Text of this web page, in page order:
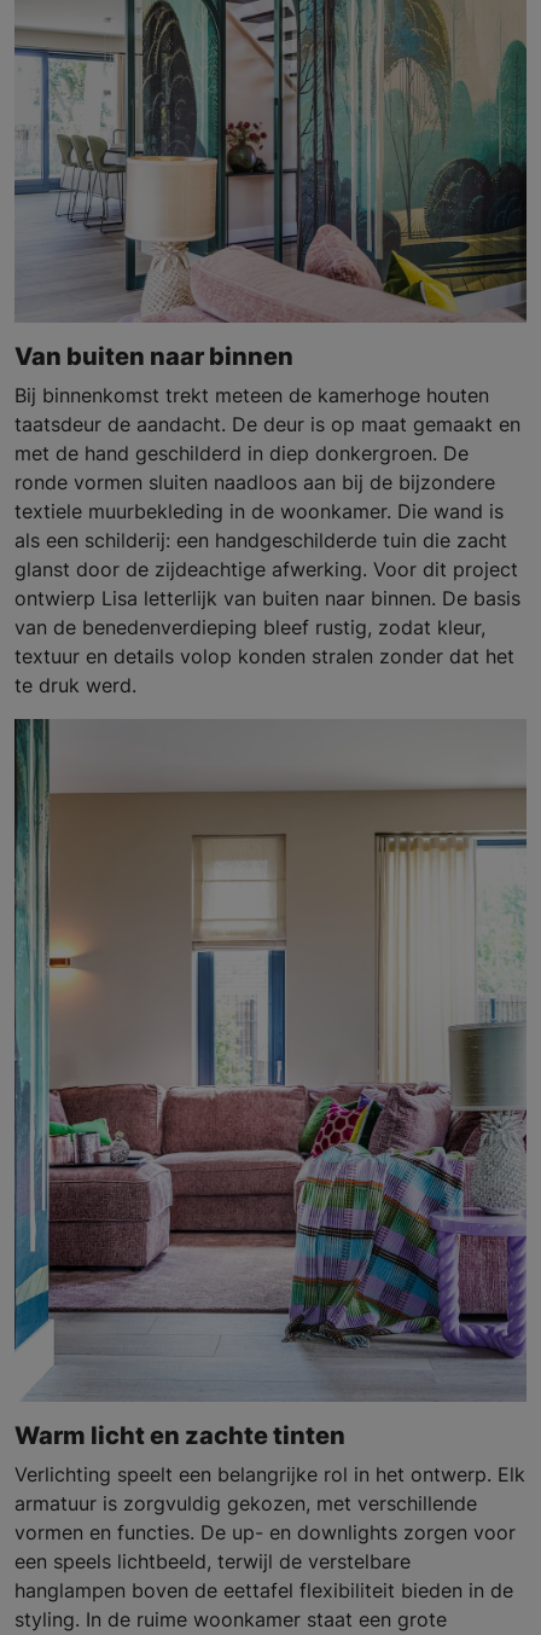
Van buiten naar binnen
Bij binnenkomst trekt meteen de kamerhoge houten
taatsdeur de aandacht. De deur is op maat gemaakt en
met de hand geschilderd in diep donkergroen. De
ronde vormen sluiten naadloos aan bij de bijzondere
textiele muurbekleding in de woonkamer. Die wand is
als een schilderij: een handgeschilderde tuin die zacht
glanst door de zijdeachtige afwerking. Voor dit project
ontwierp Lisa letterlijk van buiten naar binnen. De basis
van de benedenverdieping bleef rustig, zodat kleur,
textuur en details volop konden stralen zonder dat het
te druk werd.
Warm licht en zachte tinten
Verlichting speelt een belangrijke rol in het ontwerp. Elk
armatuur is zorgvuldig gekozen, met verschillende
vormen en functies. De up- en downlights zorgen voor
een speels lichtbeeld, terwijl de verstelbare
hanglampen boven de eettafel flexibiliteit bieden in de
styling. In de ruime woonkamer staat een grote